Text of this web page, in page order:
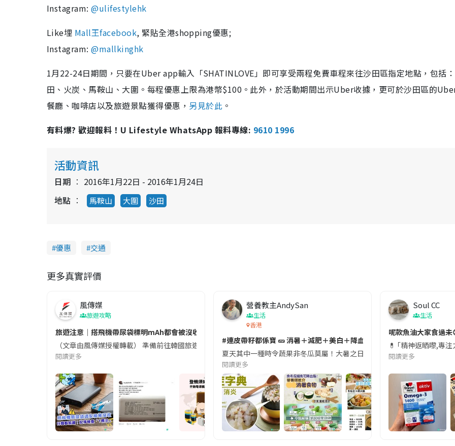
Instagram:@ulifestylehk
Like埋 Mall王facebook, 緊貼全港shopping優惠;
Instagram:@mallkinghk
1月22-24日期間，只要在Uber app輸入「SHATINLOVE」即可享受兩程免費車程來往沙田區指定地點，包括
田、火炭、馬鞍山、大圍。每程優惠上限為港幣$100。此外，於活動期間出示Uber收據，更可於沙田區的
餐廳、咖啡店以及旅遊景點獲得優惠， 另見於此 。
有料爆? 歡迎報料！U Lifestyle WhatsApp 報料專線: 9610 1996
活動資訊
日期
2016年1月22日 - 2016年1月24日
地點
馬鞍山 大圍 沙田
優惠 交通
更多真實評價
風傳媒
旅遊攻略
旅遊注意｜搭飛機帶尿袋標明mAh都會被沒收😱出發前切記檢查「1標示」🚨
（文章由風傳媒授權轉載） 準備前往韓國旅遊的民眾，近期要特別留意隨身行李中的行動電源。一名旅客日前在機場安檢
閱讀更多
營養教主AndySan
生活
香港
#連皮帶籽都係寶 🥒 消暑＋減肥＋美白＋降血脂
夏天其中一種時令蔬果非冬瓜莫屬！大暑之日，點都要飲碗冬瓜湯消暑
閱讀更多
Soul CC
生活
呢款魚油大家食過未
💊 ｢精神返晒嚟,專
閱讀更多